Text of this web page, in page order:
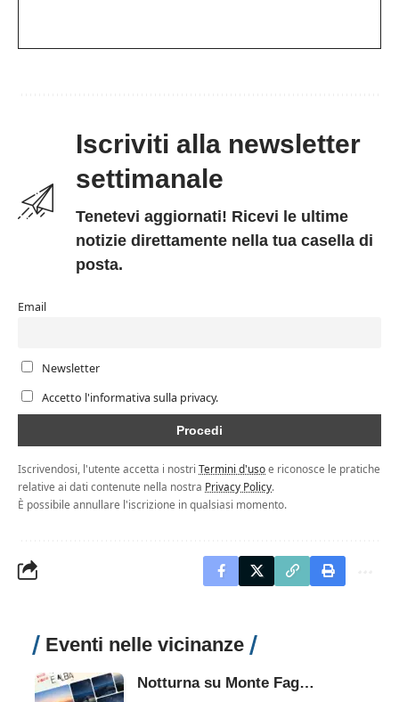
Iscriviti alla newsletter
settimanale
Tenetevi aggiornati! Ricevi le ultime
notizie direttamente nella tua casella di
posta.
Email
Newsletter
Accetto l'informativa sulla privacy.
Iscrivendosi, l'utente accetta i nostri Termini d'usoe riconosce le pratiche
relative ai dati contenute nella nostra Privacy Policy.
È possibile annullare l'iscrizione in qualsiasi momento.
Eventi nelle vicinanze
Notturna su Monte Faggeto